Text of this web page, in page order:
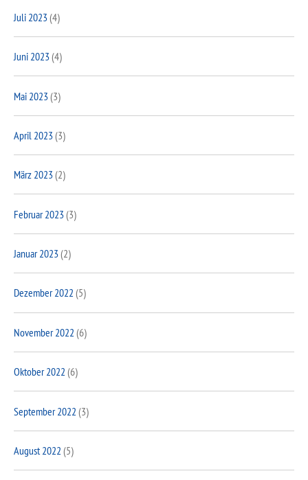
Juli 2023(4)
Juni 2023(4)
Mai 2023(3)
April 2023(3)
März 2023(2)
Februar 2023(3)
Januar 2023(2)
Dezember 2022 (5)
November 2022 (6)
Oktober 2022 (6)
September 2022 (3)
August 2022 (5)